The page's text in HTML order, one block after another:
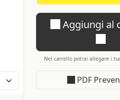
Aggiungi al
Nel carrello potrai allegare i
PDF